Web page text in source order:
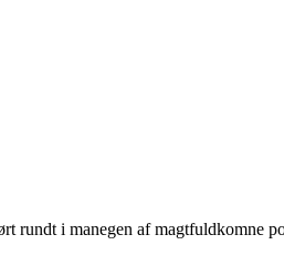
rundt i manegen af magtfuldkomne